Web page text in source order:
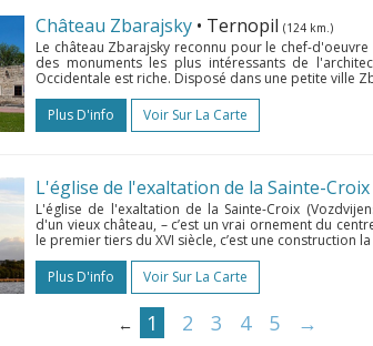
Château Zbarajsky • Ternopil (124 km.)
Le château Zbarajsky reconnu pour le chef-
des monuments les plus intéressants de
Occidentale est riche. Disposé dans une petite ville
Plus D'info
Voir Sur La Carte
L'église de l'exaltation de la Sainte-Croix
L'église de l'exaltation de la Sainte-Croix
d'un vieux château, – c’est un vrai ornement du
le premier tiers du XVI siècle, c’est une construction
Plus D'info
Voir Sur La Carte
← 1 2 3 4 5 →